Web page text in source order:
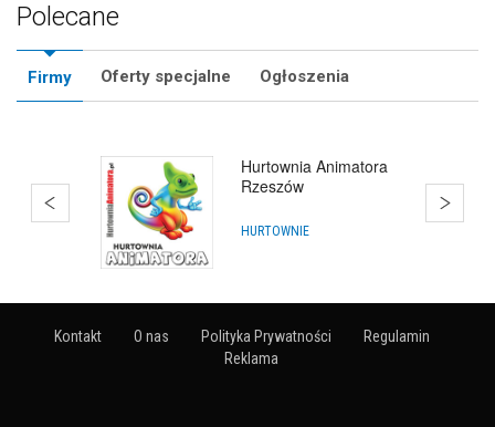
Polecane
Firmy Oferty specjalne Ogłoszenia
Hurtownia Animatora
Rzeszów
HURTOWNIE
Kontakt O nas Polityka Prywatności
Regulamin
Reklama